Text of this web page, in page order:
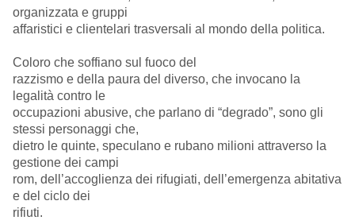
organizzata e gruppi
affaristici e clientelari trasversali al mondo della politica.
Coloro che soffiano sul fuoco del
razzismo e della paura del diverso, che invocano la
legalità contro le
occupazioni abusive, che parlano di “degrado”, sono gli
stessi personaggi che,
dietro le quinte, speculano e rubano milioni attraverso la
gestione dei campi
rom, dell’accoglienza dei rifugiati, dell’emergenza abitativa
e del ciclo dei
rifiuti.